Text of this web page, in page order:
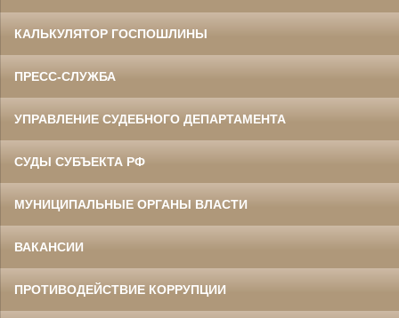
КАЛЬКУЛЯТОР ГОСПОШЛИНЫ
ПРЕСС-СЛУЖБА
УПРАВЛЕНИЕ СУДЕБНОГО ДЕПАРТАМЕНТА
СУДЫ СУБЪЕКТА РФ
МУНИЦИПАЛЬНЫЕ ОРГАНЫ ВЛАСТИ
ВАКАНСИИ
ПРОТИВОДЕЙСТВИЕ КОРРУПЦИИ